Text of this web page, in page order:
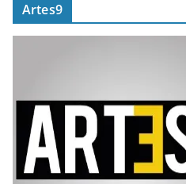
Artes9